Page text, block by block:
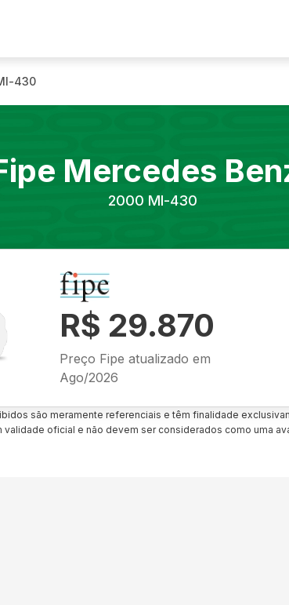
430
Mercedes
2000 Ml-430
R$ 29.870
Preço Fipe atualizado em
Ago/2026
são meramente referenciais e têm finalidade
validade oficial e não devem ser considerados como uma